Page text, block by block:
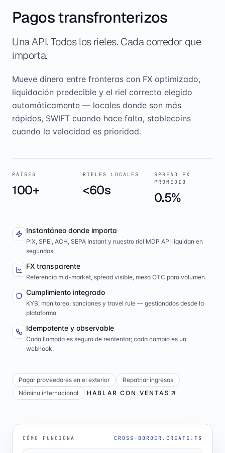
Pagos transfronterizos
Una API. Todos los rieles. Cada corredor que
importa.
Mueve dinero entre fronteras con FX optimizado,
liquidación predecible y el riel correcto elegido
automáticamente — locales donde son más
rápidos, SWIFT cuando hace falta, stablecoins
cuando la velocidad es prioridad.
PAÍSES
100+
RIELES LOCALES
<60s
SPREAD FX
PROMEDIO
0.5%
Instantáneo donde importa
PIX, SPEI, ACH, SEPA Instant y nuestro riel MDP API liquidan en
segundos.
FX transparente
Referencia mid-market, spread visible, mesa OTC para volumen.
Cumplimiento integrado
KYB, monitoreo, sanciones y travel rule — gestionados desde la
plataforma.
Idempotente y observable
Cada llamada es segura de reintentar; cada cambio es un
webhook.
Pagar proveedores en el exterior
Repatriar ingresos
Nómina internacional
HABLAR CON VENTAS
CÓMO FUNCIONA CROSS-BORDER.CREATE.TS